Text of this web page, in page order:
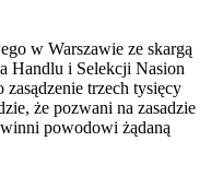
w Warszawie ze skargą
Handlu i Selekcji Nasion
trzech tysięcy
że pozwani na zasadzie
powodowi żądaną